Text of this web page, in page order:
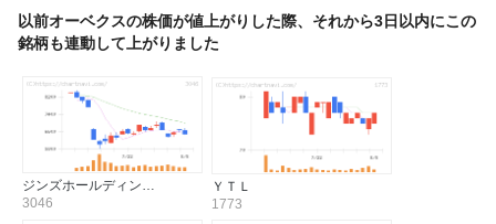
以前オーベクスの株価が値上がりした際、それから3日以内にこの
銘柄も連動して上がりました
ジンズホールディン…
3046
ＹＴＬ
1773